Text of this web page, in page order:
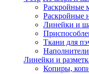
Раскройные
Раскройные
Линейки и
Ткани для
Наполнители
Линейки и
Копиры,